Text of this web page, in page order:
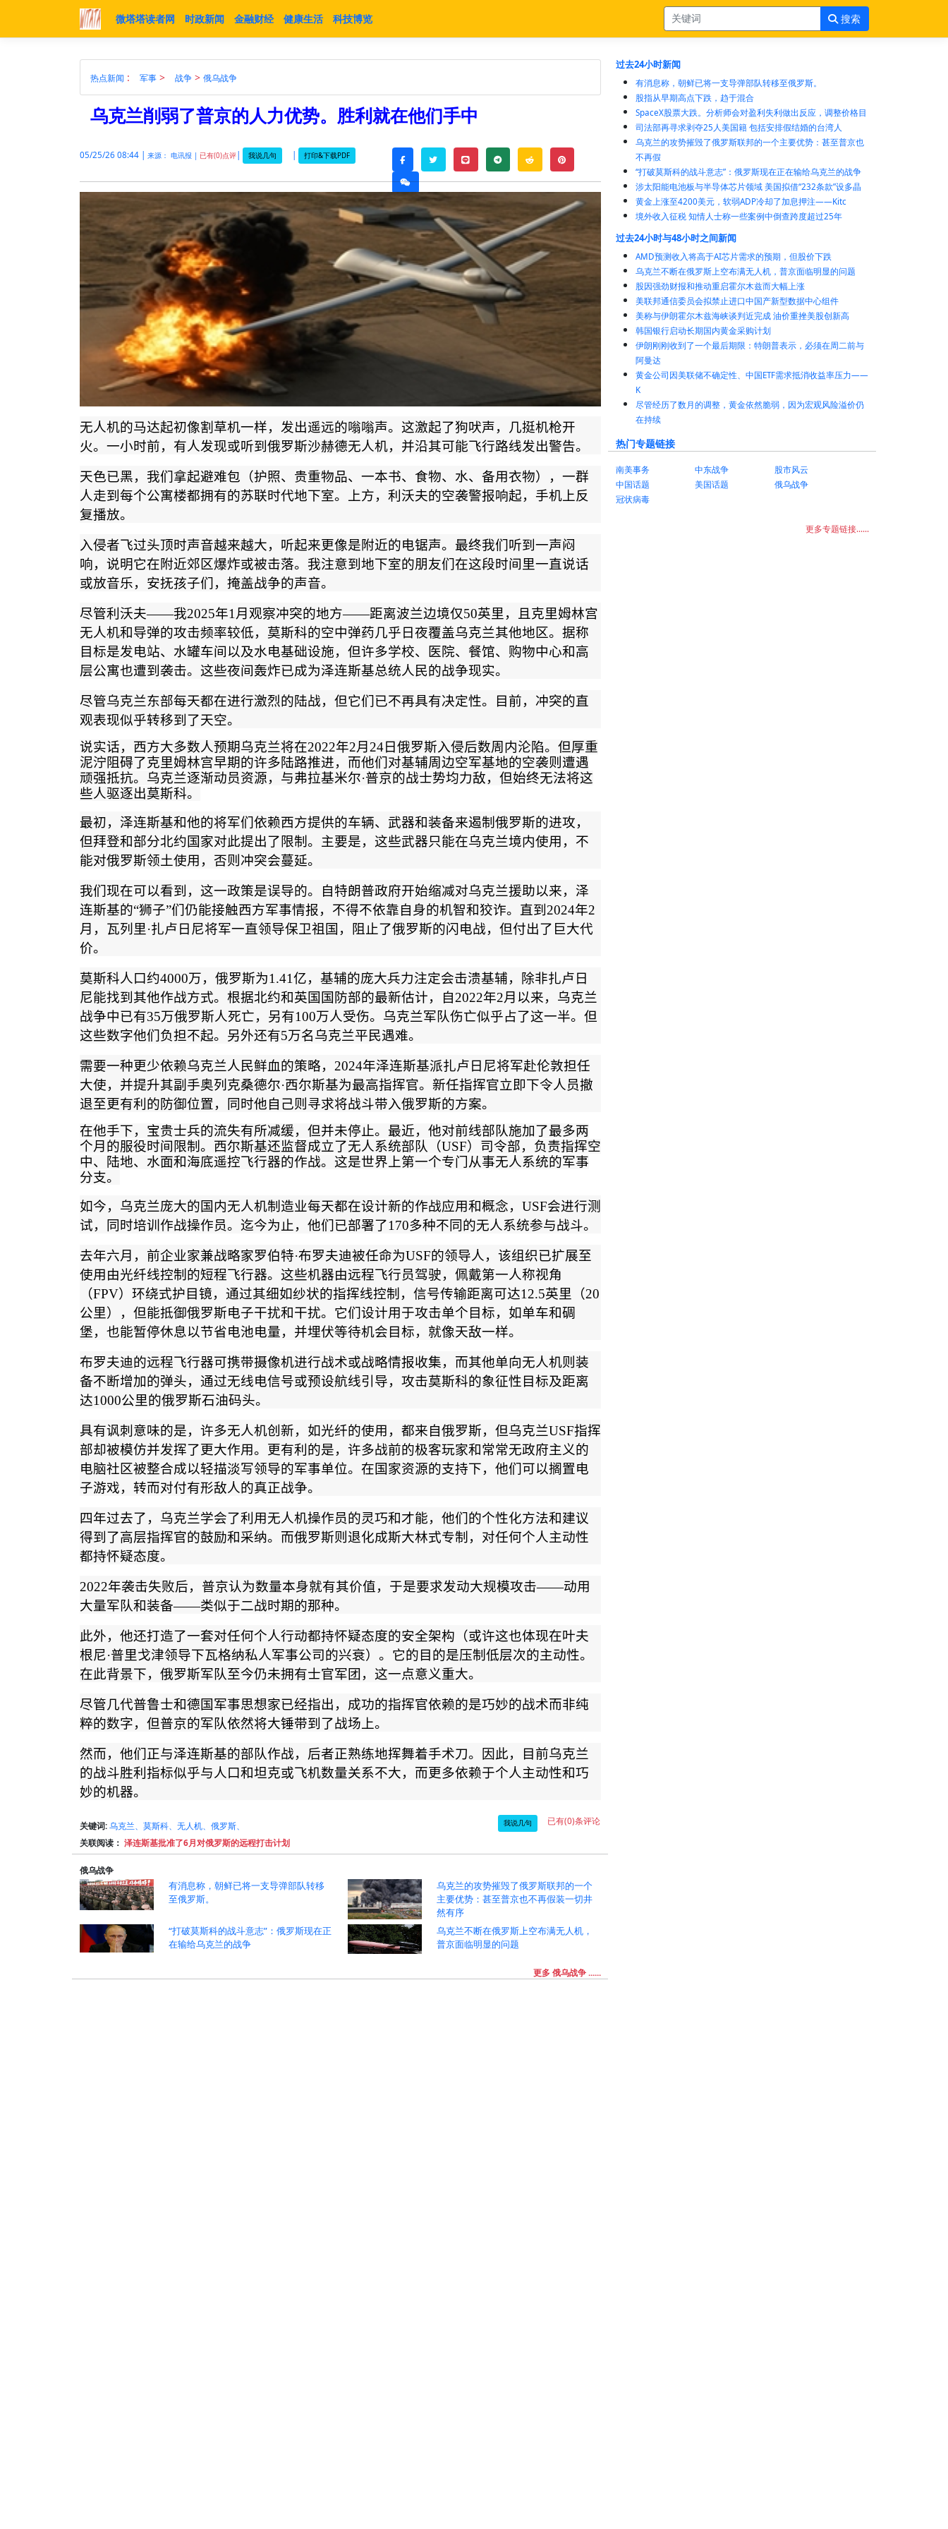
微塔塔读者网 时政新闻 金融财经 健康生活 科技博览 搜索
热点新闻 : 军事> 战争 > 俄乌战争
乌克兰削弱了普京的人力优势。胜利就在他们手中
05/25/26 08:44 | 来源： 电讯报 | 已有(0)点评| 我说几句 | 打印&下载PDF facebooktwitterline telegramreddit pinterest
weixin
无人机的马达起初像割草机一样，发出遥远的嗡嗡声。这激起了狗吠声，几挺机枪开
火。一小时前，有人发现或听到俄罗斯沙赫德无人机，并沿其可能飞行路线发出警告。
天色已黑，我们拿起避难包（护照、贵重物品、一本书、食物、水、备用衣物），一群
人走到每个公寓楼都拥有的苏联时代地下室。上方，利沃夫的空袭警报响起，手机上反
复播放。
入侵者飞过头顶时声音越来越大，听起来更像是附近的电锯声。最终我们听到一声闷
响，说明它在附近郊区爆炸或被击落。我注意到地下室的朋友们在这段时间里一直说话
或放音乐，安抚孩子们，掩盖战争的声音。
尽管利沃夫——我2025年1 月观察冲突的地方——距离波兰边境仅50英里，且克里姆林宫
无人机和导弹的攻击频率较低，莫斯科的空中弹药几乎日夜覆盖乌克兰其他地区。据称
目标是发电站、水罐车间以及水电基础设施，但许多学校、医院、餐馆、购物中心和高
层公寓也遭到袭击。这些夜间轰炸已成为泽连斯基总统人民的战争现实。
尽管乌克兰东部每天都在进行激烈的陆战，但它们已不再具有决定性。目前，冲突的直
观表现似乎转移到了天空。
说实话，西方大多数人预期乌克兰将在2022年2月 24日俄罗斯入侵后数周内沦陷。但厚重
泥泞阻碍了克里姆林宫早期的许多陆路推进，而他们对基辅周边空军基地的空袭则遭遇
顽强抵抗。乌克兰逐渐动员资源，与弗拉基米尔·普京的战士势均力敌，但始终无法将这
些人驱逐出莫斯科。
最初，泽连斯基和他的将军们依赖西方提供的车辆、武器和装备来遏制俄罗斯的进攻，
但拜登和部分北约国家对此提出了限制。主要是，这些武器只能在乌克兰境内使用，不
能对俄罗斯领土使用，否则冲突会蔓延。
我们现在可以看到，这一政策是误导的。自特朗普政府开始缩减对乌克兰援助以来，泽
连斯基的“狮子”们仍能接触西方军事情报，不得不依靠自身的机智和狡诈。直到 2024年2
月，瓦列里·扎卢日尼将军一直领导保卫祖国，阻止了俄罗斯的闪电战，但付出了巨大代
价。
莫斯科人口约4000万，俄罗斯为1.41亿，基辅的庞大兵力注定会击溃基辅，除非扎卢日
尼能找到其他作战方式。根据北约和英国国防部的最新估计，自2022年2月以来，乌克兰
战争中已有35万俄罗斯人死亡，另有100万人受伤。乌克兰军队伤亡似乎占了这一半。但
这些数字他们负担不起。另外还有5万名乌克兰平民遇难。
需要一种更少依赖乌克兰人民鲜血的策略， 2024年泽连斯基派扎卢日尼将军赴伦敦担任
大使，并提升其副手奥列克桑德尔·西尔斯基为最高指挥官。新任指挥官立即下令人员撤
退至更有利的防御位置，同时他自己则寻求将战斗带入俄罗斯的方案。
在他手下，宝贵士兵的流失有所减缓，但并未停止。最近，他对前线部队施加了最多两
个月的服役时间限制。西尔斯基还监督成立了无人系统部队（USF）司令部，负责指挥空
中、陆地、水面和海底遥控飞行器的作战。这是世界上第一个专门从事无人系统的军事
分支。
如今，乌克兰庞大的国内无人机制造业每天都在设计新的作战应用和概念， USF会进行测
试，同时培训作战操作员。迄今为止，他们已部署了170多种不同的无人系统参与战斗。
去年六月，前企业家兼战略家罗伯特·布罗夫迪被任命为USF的领导人，该组织已扩展至
使用由光纤线控制的短程飞行器。这些机器由远程飞行员驾驶，佩戴第一人称视角
（FPV）环绕式护目镜，通过其细如纱状的指挥线控制，信号传输距离可达12.5英里（20
公里），但能抵御俄罗斯电子干扰和干扰。它们设计用于攻击单个目标，如单车和碉
堡，也能暂停休息以节省电池电量，并埋伏等待机会目标，就像天敌一样。
布罗夫迪的远程飞行器可携带摄像机进行战术或战略情报收集，而其他单向无人机则装
备不断增加的弹头，通过无线电信号或预设航线引导，攻击莫斯科的象征性目标及距离
达1000公里的俄罗斯石油码头。
具有讽刺意味的是，许多无人机创新，如光纤的使用，都来自俄罗斯，但乌克兰USF指挥
部却被模仿并发挥了更大作用。更有利的是，许多战前的极客玩家和常常无政府主义的
电脑社区被整合成以轻描淡写领导的军事单位。在国家资源的支持下，他们可以搁置电
子游戏，转而对付有形敌人的真正战争。
四年过去了，乌克兰学会了利用无人机操作员的灵巧和才能，他们的个性化方法和建议
得到了高层指挥官的鼓励和采纳。而俄罗斯则退化成斯大林式专制，对任何个人主动性
都持怀疑态度。
2022年袭击失败后，普京认为数量本身就有其价值，于是要求发动大规模攻击——动用
大量军队和装备——类似于二战时期的那种。
此外，他还打造了一套对任何个人行动都持怀疑态度的安全架构（或许这也体现在叶夫
根尼·普里戈津领导下瓦格纳私人军事公司的兴衰）。它的目的是压制低层次的主动性。
在此背景下，俄罗斯军队至今仍未拥有士官军团，这一点意义重大。
尽管几代普鲁士和德国军事思想家已经指出，成功的指挥官依赖的是巧妙的战术而非纯
粹的数字，但普京的军队依然将大锤带到了战场上。
然而，他们正与泽连斯基的部队作战，后者正熟练地挥舞着手术刀。因此，目前乌克兰
的战斗胜利指标似乎与人口和坦克或飞机数量关系不大，而更多依赖于个人主动性和巧
妙的机器。
关键词: 乌克兰、莫斯科、无人机、俄罗斯、 我说几句 已有(0)条评论
关联阅读： 泽连斯基批准了6月对俄罗斯的远程打击计划
俄乌战争
有消息称，朝鲜已将一支导弹部队转移
至俄罗斯。
乌克兰的攻势摧毁了俄罗斯联邦的一个
主要优势：甚至普京也不再假装一切井
然有序
“打破莫斯科的战斗意志”：俄罗斯现在正
在输给乌克兰的战争
乌克兰不断在俄罗斯上空布满无人机，
普京面临明显的问题
更多 俄乌战争 ......
过去24小时新闻
有消息称，朝鲜已将一支导弹部队转移至俄罗斯。
股指从早期高点下跌，趋于混合
SpaceX股票大跌。分析师会对盈利失利做出反应，调整价格目
司法部再寻求剥夺25人美国籍 包括安排假结婚的台湾人
乌克兰的攻势摧毁了俄罗斯联邦的一个主要优势：甚至普京也
不再假
“打破莫斯科的战斗意志”：俄罗斯现在正在输给乌克兰的战争
涉太阳能电池板与半导体芯片领域 美国拟借“232条款”设多晶
黄金上涨至4200美元，软弱ADP冷却了加息押注——Kitc
境外收入征税 知情人士称一些案例中倒查跨度超过25年
过去24小时与48小时之间新闻
AMD预测收入将高于AI芯片需求的预期，但股价下跌
乌克兰不断在俄罗斯上空布满无人机，普京面临明显的问题
股因强劲财报和推动重启霍尔木兹而大幅上涨
美联邦通信委员会拟禁止进口中国产新型数据中心组件
美称与伊朗霍尔木兹海峡谈判近完成 油价重挫美股创新高
韩国银行启动长期国内黄金采购计划
伊朗刚刚收到了一个最后期限：特朗普表示，必须在周二前与
阿曼达
黄金公司因美联储不确定性、中国ETF需求抵消收益率压力——
K
尽管经历了数月的调整，黄金依然脆弱，因为宏观风险溢价仍
在持续
热门专题链接
南美事务 中东战争
股市风云
中国话题
美国话题
俄乌战争
冠状病毒
更多专题链接......